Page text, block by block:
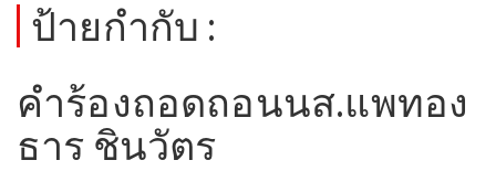
ป้ายกำกับ :
คำร้องถอดถอนนส.แพทอง
ธาร ชินวัตร